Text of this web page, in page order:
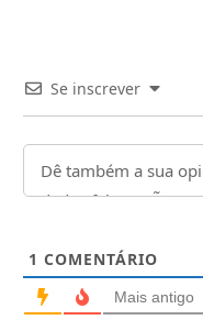
Se inscrever
1 COMENTÁRIO
Mais antigo